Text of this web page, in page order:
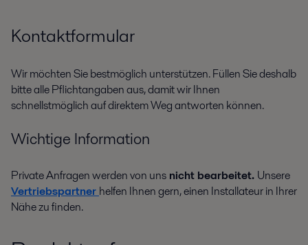
Kontaktformular
Wir möchten Sie bestmöglich unterstützen. Füllen Sie deshalb
bitte alle Pflichtangaben aus, damit wir Ihnen
schnellstmöglich auf direktem Weg antworten können.
Wichtige Information
Private Anfragen werden von uns nicht bearbeitet. Unsere
Vertriebspartner helfen Ihnen gern, einen Installateur in Ihrer
Nähe zu finden.